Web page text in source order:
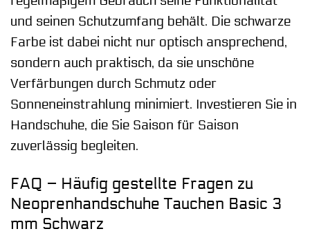
und seinen Schutzumfang behält. Die schwarze
Farbe ist dabei nicht nur optisch ansprechend,
sondern auch praktisch, da sie unschöne
Verfärbungen durch Schmutz oder
Sonneneinstrahlung minimiert. Investieren Sie in
Handschuhe, die Sie Saison für Saison
zuverlässig begleiten.
FAQ – Häufig gestellte Fragen zu
Neoprenhandschuhe Tauchen Basic 3
mm Schwarz